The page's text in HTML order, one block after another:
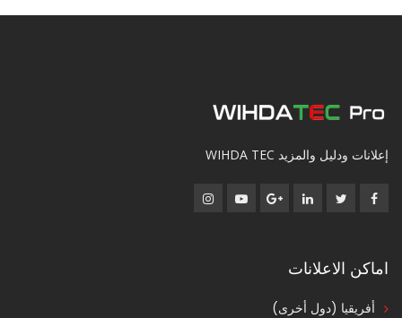
إعلانات ودليل والمزيد WIHDA TEC
اماكن الاعلانات
أفريقيا (دول أخرى)